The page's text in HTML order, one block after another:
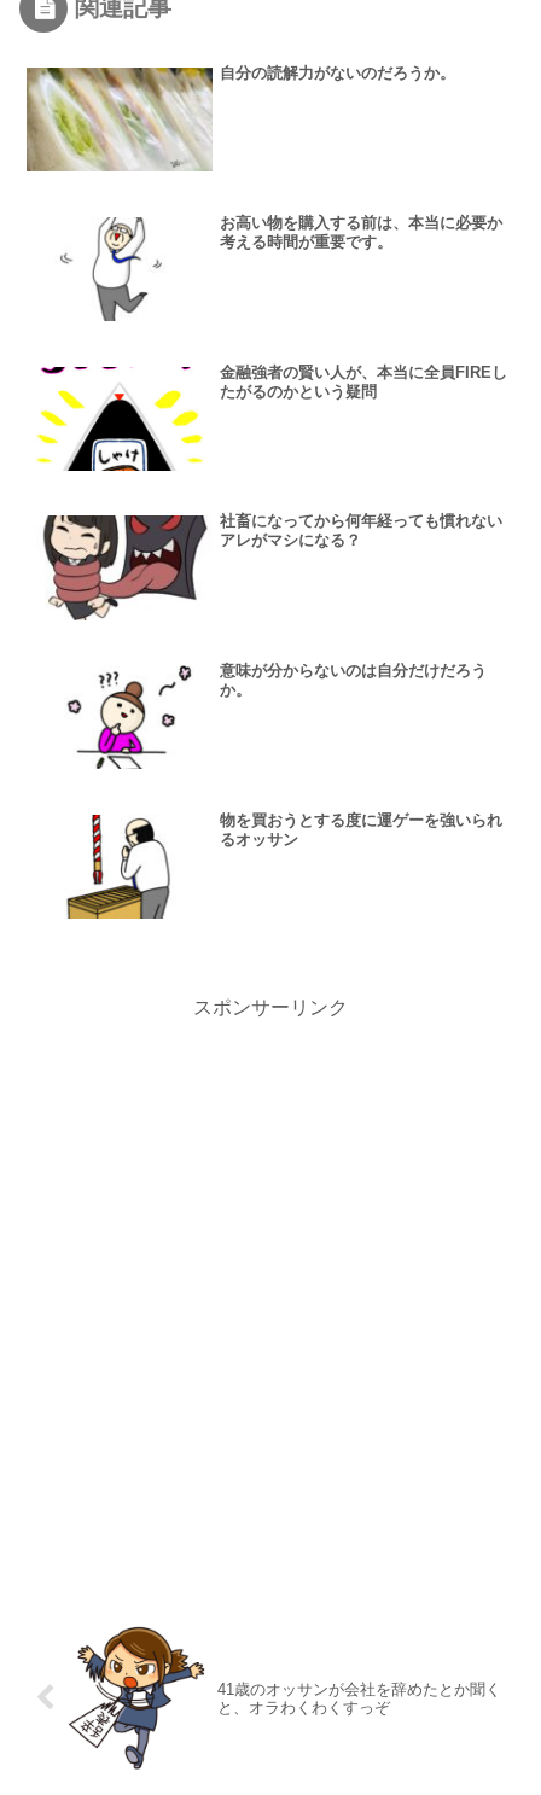
関連記事
自分の読解力がないのだろうか。
お高い物を購入する前は、本当に必要か
考える時間が重要です。
金融強者の賢い人が、本当に全員FIREし
たがるのかという疑問
社畜になってから何年経っても慣れない
アレがマシになる？
意味が分からないのは自分だけだろう
か。
物を買おうとする度に運ゲーを強いられ
るオッサン
スポンサーリンク
41歳のオッサンが会社を辞めたとか聞く
と、オラわくわくすっぞ